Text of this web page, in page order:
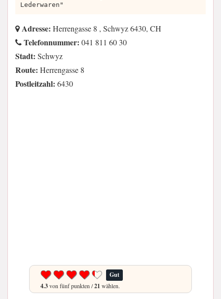
Lederwaren"
Adresse: Herrengasse 8 , Schwyz 6430, CH
Telefonnummer: 041 811 60 30
Stadt: Schwyz
Route: Herrengasse 8
Postleitzahl: 6430
Gut
4.3von fünf punkten /21 wählen.